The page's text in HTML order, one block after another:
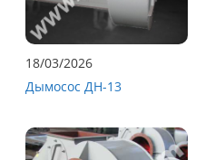
18/03/2026
Дымосос ДН-13